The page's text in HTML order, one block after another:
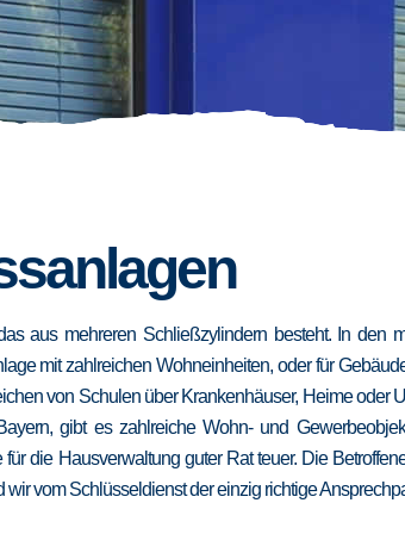
aus mehreren Schließzylindern besteht. In den
mit zahlreichen Wohneinheiten, oder für
von Schulen über Krankenhäuser, Heime oder
gibt es zahlreiche Wohn- und
die Hausverwaltung guter Rat teuer. Die
vom Schlüsseldienst der einzig richtige